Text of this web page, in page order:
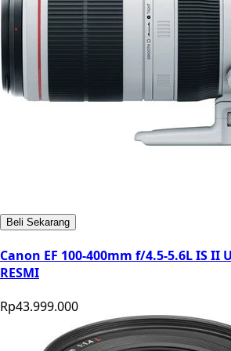
Beli Sekarang
Canon EF 100-400mm f/4.5-5.6L IS II
RESMI
Rp43.999.000